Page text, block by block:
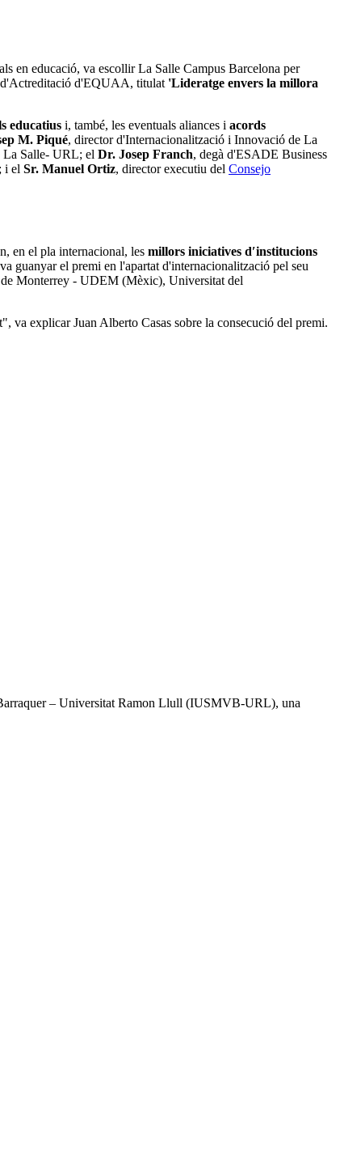
en educació, va escollir La Salle Campus Barcelona per
d'EQUAA, titulat 'Lideratge envers la millora
educatius i, també, les eventuals aliances i acords
M. Piqué, director d'Internacionalització i Innovació de La
La Salle- URL; el Dr. Josep Franch, degà d'ESADE Business
i el Sr. Manuel Ortiz, director executiu del Consejo
en el pla internacional, les millors iniciatives d′institucions
guanyar el premi en l'apartat d'internacionalització pel seu
Monterrey - UDEM (Mèxic), Universitat del
va explicar Juan Alberto Casas sobre la consecució del premi.
– Universitat Ramon Llull (IUSMVB-URL), una